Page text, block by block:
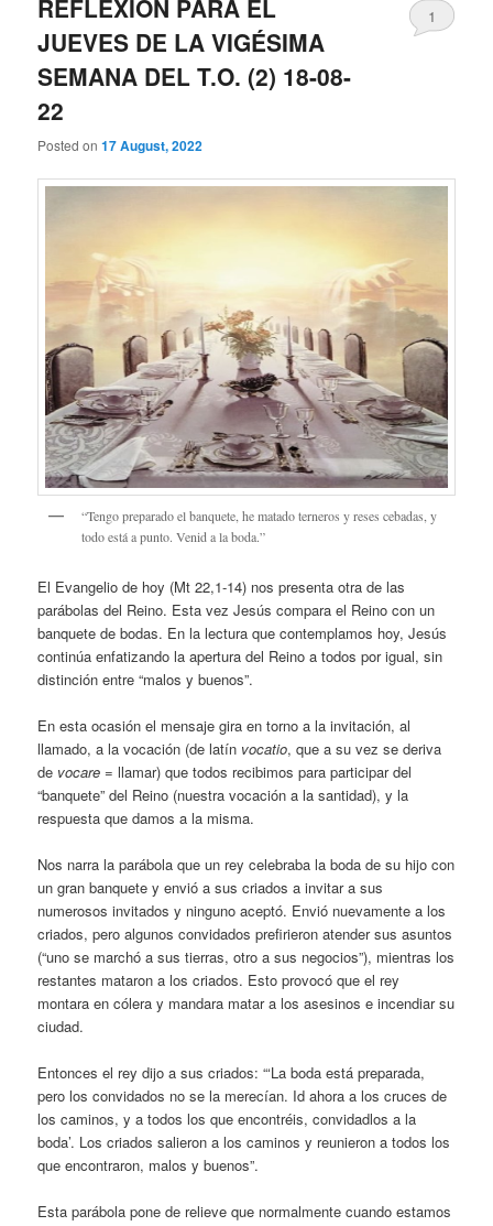
REFLEXIÓN PARA EL
JUEVES DE LA VIGÉSIMA
SEMANA DEL T.O. (2) 18-08-
22
Posted on17 August, 2022
1
“Tengo preparado el banquete, he matado terneros y reses cebadas, y
todo está a punto. Venid a la boda.”
El Evangelio de hoy (Mt 22,1-14) nos presenta otra de las
parábolas del Reino. Esta vez Jesús compara el Reino con un
banquete de bodas. En la lectura que contemplamos hoy, Jesús
continúa enfatizando la apertura del Reino a todos por igual, sin
distinción entre “malos y buenos”.
En esta ocasión el mensaje gira en torno a la invitación, al
llamado, a la vocación (de latín vocatio, que a su vez se deriva
de vocare = llamar) que todos recibimos para participar del
“banquete” del Reino (nuestra vocación a la santidad), y la
respuesta que damos a la misma.
Nos narra la parábola que un rey celebraba la boda de su hijo con
un gran banquete y envió a sus criados a invitar a sus
numerosos invitados y ninguno aceptó. Envió nuevamente a los
criados, pero algunos convidados prefirieron atender sus asuntos
(“uno se marchó a sus tierras, otro a sus negocios”), mientras los
restantes mataron a los criados. Esto provocó que el rey
montara en cólera y mandara matar a los asesinos e incendiar su
ciudad.
Entonces el rey dijo a sus criados: “‘La boda está preparada,
pero los convidados no se la merecían. Id ahora a los cruces de
los caminos, y a todos los que encontréis, convidadlos a la
boda’. Los criados salieron a los caminos y reunieron a todos los
que encontraron, malos y buenos”.
Esta parábola pone de relieve que normalmente cuando estamos